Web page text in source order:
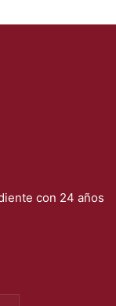
con 24 años